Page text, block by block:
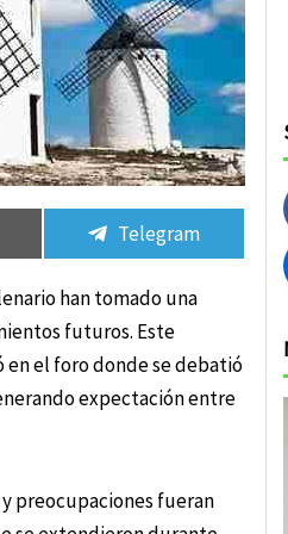
Compartir
en
Telegram
han tomado una
futuros. Este
el foro donde se debatió
expectación entre
preocupaciones fueran
Compartir
en